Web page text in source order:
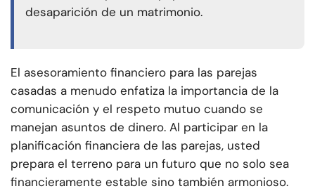
desaparición de un matrimonio.
El asesoramiento financiero para las parejas
casadas a menudo enfatiza la importancia de la
comunicación y el respeto mutuo cuando se
manejan asuntos de dinero. Al participar en la
planificación financiera de las parejas, usted
prepara el terreno para un futuro que no solo sea
financieramente estable sino también armonioso.